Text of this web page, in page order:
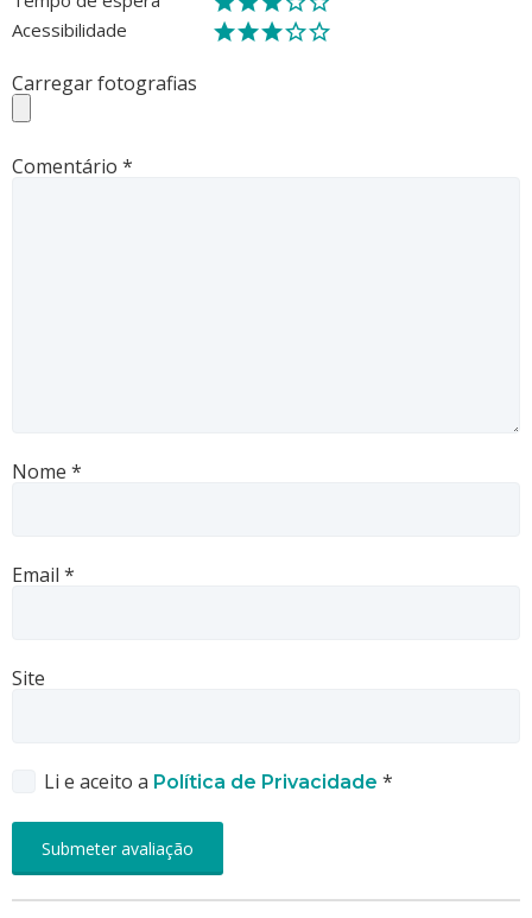
Acessibilidade
Carregar fotografias
Comentário *
Nome *
Email *
Site
Li e aceito a Política de Privacidade *